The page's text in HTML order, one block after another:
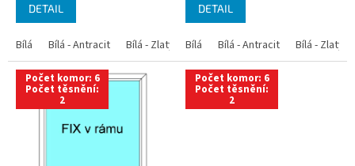
DETAIL
Bílá Bílá - Antracit Bílá - Zlatý dub Bílá - Tmavý dub Bílá -
DETAIL
Bílá Bílá - Antracit Bílá - Zlatý
Počet komor: 6
Počet těsnění:
2
Počet komor: 6
Počet těsnění:
2